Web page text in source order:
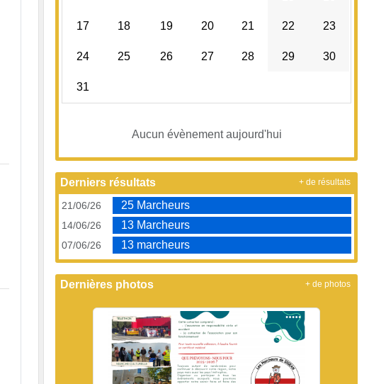
17 18 19 20 21 22 23
24 25 26 27 28 29 30
31
Aucun évènement aujourd'hui
Derniers résultats
21/06/26 25 Marcheurs
14/06/26 13 Marcheurs
07/06/26 13 marcheurs
+ de résultats
Dernières photos + de photos